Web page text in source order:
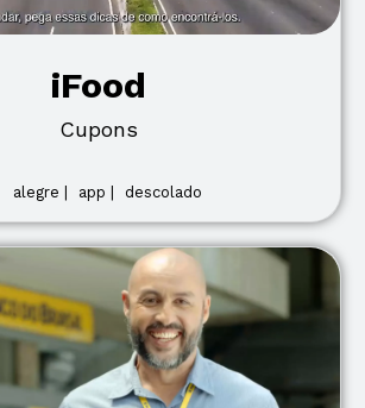
iFood
Cupons
alegre | app | descolado